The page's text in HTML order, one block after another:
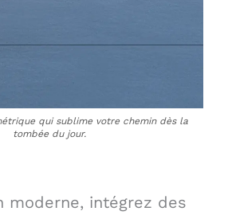
qui sublime votre chemin dès la
tombée du jour.
moderne, intégrez des